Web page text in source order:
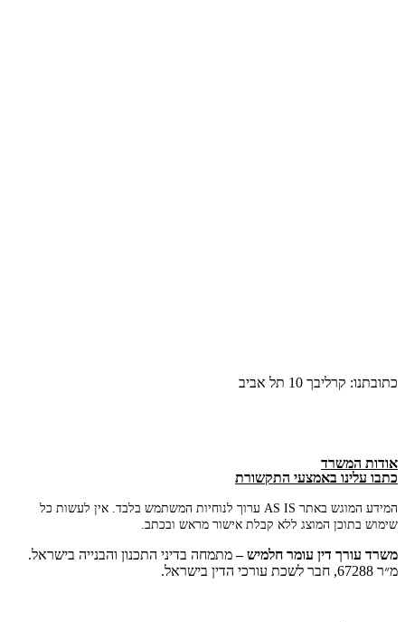
כתובתנו: קרליבך 10 תל אביב
אודות המשרד
כתבו עלינו באמצעי התקשורת
המידע המוגש באתר AS IS ערוך לנוחיות המשתמש בלבד. אין לעשות כל
שימוש בתוכן המוצג ללא קבלת אישור מראש ובכתב.
משרד עורך דין עומר חלמיש –מתמחה בדיני התכנון והבנייה בישראל.
מ״ר 67288, חבר לשכת עורכי הדין בישראל.